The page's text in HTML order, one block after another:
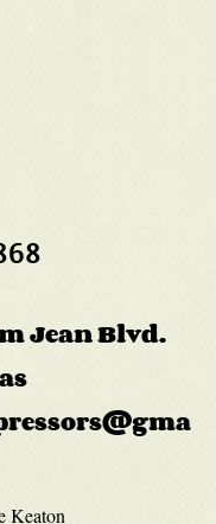
Jean Blvd.
Keaton